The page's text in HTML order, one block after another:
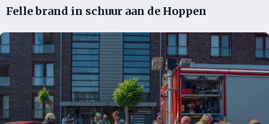
Felle brand in schuur aan de Hoppen